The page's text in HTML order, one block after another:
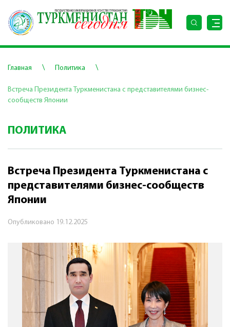
Главная \ Политика \
Встреча Президента Туркменистана с представителями бизнес-
сообществ Японии
ПОЛИТИКА
Встреча Президента Туркменистана с
представителями бизнес-сообществ
Японии
Опубликовано 19.12.2025